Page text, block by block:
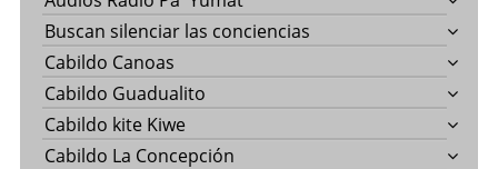
Buscan silenciar las conciencias
Cabildo Canoas
Cabildo Guadualito
Cabildo kite Kiwe
Cabildo La Concepción